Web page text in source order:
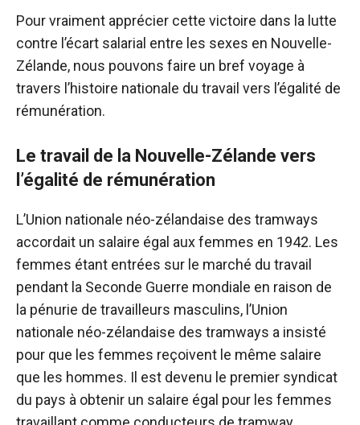
Pour vraiment apprécier cette victoire dans la lutte
contre l’écart salarial entre les sexes en Nouvelle-
Zélande, nous pouvons faire un bref voyage à
travers l’histoire nationale du travail vers l’égalité de
rémunération.
Le travail de la Nouvelle-Zélande vers
l’égalité de rémunération
L’Union nationale néo-zélandaise des tramways
accordait un salaire égal aux femmes en 1942. Les
femmes étant entrées sur le marché du travail
pendant la Seconde Guerre mondiale en raison de
la pénurie de travailleurs masculins, l’Union
nationale néo-zélandaise des tramways a insisté
pour que les femmes reçoivent le même salaire
que les hommes. Il est devenu le premier syndicat
du pays à obtenir un salaire égal pour les femmes